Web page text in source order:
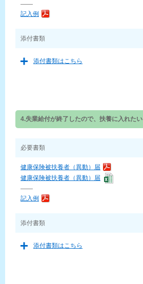
——
記入例
添付書類
添付書類はこちら
4.失業給付が終了したので、扶養に入れたい
必要書類
健康保険被扶養者（異動）届
健康保険被扶養者（異動）届
——
記入例
添付書類
添付書類はこちら